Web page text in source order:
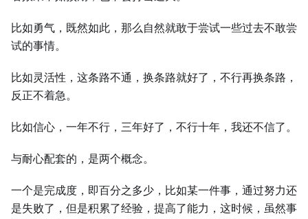
比如勇气，既然如此，那么自然就敢于尝试一些过去不敢尝
试的事情。
比如灵活性，这条路不通，换条路就好了，不行再换条路，
反正不着急。
比如信心，一年不行，三年好了，不行十年，我还不信了。
与耐心配套的，是两个概念。
一个是完成度，即百分之多少，比如某一件事，通过努力还
是失败了，但是积累了经验，提高了能力，这时候，虽然事